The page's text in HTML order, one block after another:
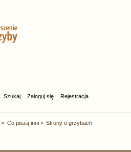
Szukaj Zaloguj się Rejestracja
» Co piszą inni» Strony o grzybach